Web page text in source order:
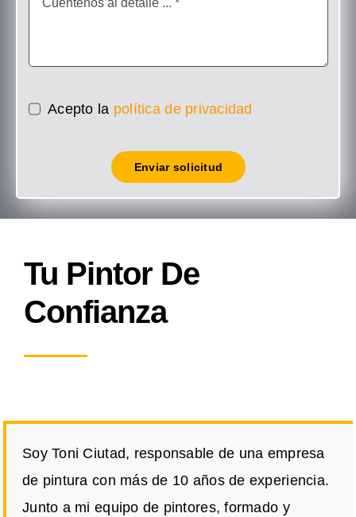
Acepto la política de privacidad
Enviar solicitud
Tu Pintor De
Confianza
Soy Toni Ciutad, responsable de una empresa
de pintura con más de 10 años de experiencia.
Junto a mi equipo de pintores, formado y